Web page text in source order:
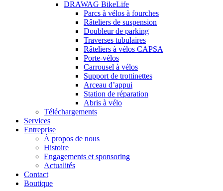
DRAWAG BikeLife
Parcs à vélos à fourches
Râteliers de suspension
Doubleur de parking
Traverses tubulaires
Râteliers à vélos CAPSA
Porte-vélos
Carrousel à vélos
Support de trottinettes
Arceau d’appui
Station de réparation
Abris à vélo
Téléchargements
Services
Entreprise
À propos de nous
Histoire
Engagements et sponsoring
Actualités
Contact
Boutique